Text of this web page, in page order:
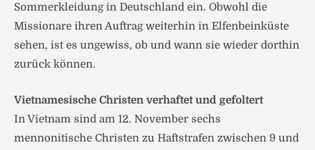
Sommerkleidung in Deutschland ein. Obwohl die
Missionare ihren Auftrag weiterhin in Elfenbeinküste
sehen, ist es ungewiss, ob und wann sie wieder dorthin
zurück können.
Vietnamesische Christen verhaftet und gefoltert
In Vietnam sind am 12. November sechs
mennonitische Christen zu Haftstrafen zwischen 9 und